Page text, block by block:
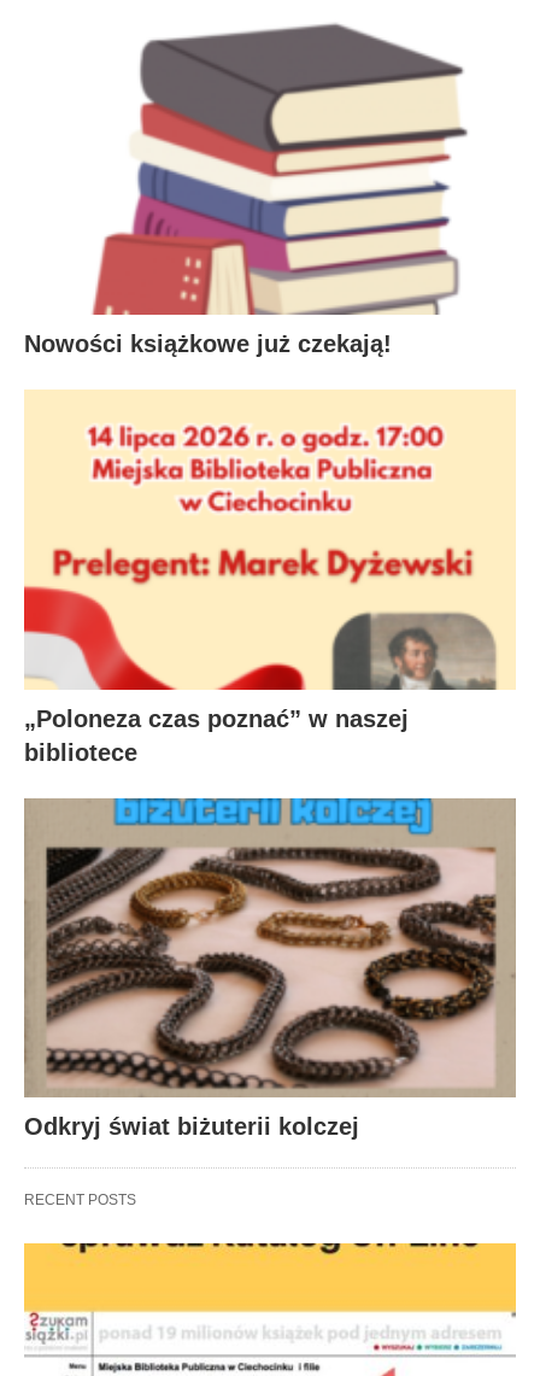
Nowości książkowe już czekają!
„Poloneza czas poznać” w naszej
bibliotece
Odkryj świat biżuterii kolczej
RECENT POSTS